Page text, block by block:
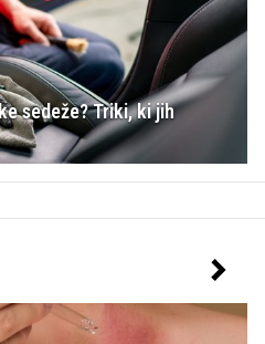
sedeže? Triki, ki jih